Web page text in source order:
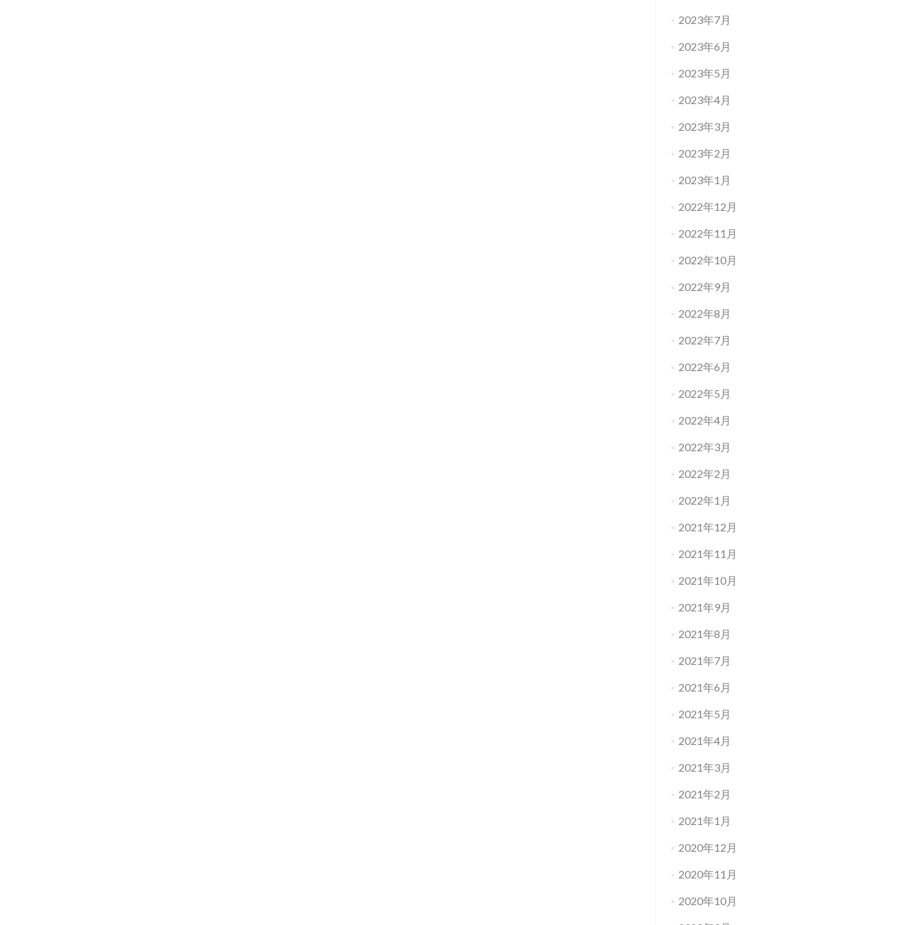
2023年7月
2023年6月
2023年5月
2023年4月
2023年3月
2023年2月
2023年1月
2022年12月
2022年11月
2022年10月
2022年9月
2022年8月
2022年7月
2022年6月
2022年5月
2022年4月
2022年3月
2022年2月
2022年1月
2021年12月
2021年11月
2021年10月
2021年9月
2021年8月
2021年7月
2021年6月
2021年5月
2021年4月
2021年3月
2021年2月
2021年1月
2020年12月
2020年11月
2020年10月